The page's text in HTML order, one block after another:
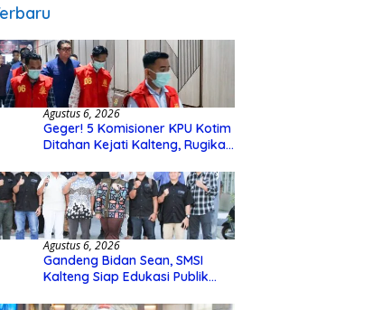
Agustus 6, 2026
Geger! 5 Komisioner KPU Kotim
Ditahan Kejati Kalteng, Rugikan
Hibah Rp40 Miliar
Agustus 6, 2026
Gandeng Bidan Sean, SMSI
Kalteng Siap Edukasi Publik